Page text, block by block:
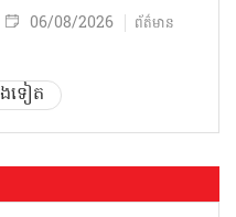
06/08/2026 ព័ត៌មាន
ងទៀត